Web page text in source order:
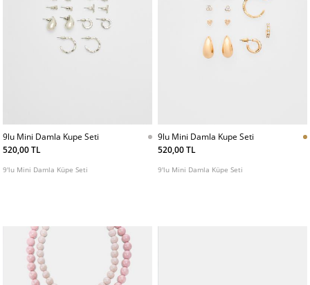
9lu Mini Damla Kupe Seti
520,00 TL
9'lu Mini Damla Küpe Seti
9lu Mini Damla Kupe Seti
520,00 TL
9'lu Mini Damla Küpe Seti